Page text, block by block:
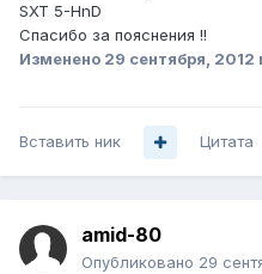
SXT 5-HnD
Спасибо за пояснения !!
Изменено 29 сентября, 2012
Вставить ник Цитата
amid-80
Опубликовано 29